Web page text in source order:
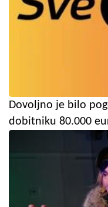
Dovoljno je bilo
dobitniku 80.000